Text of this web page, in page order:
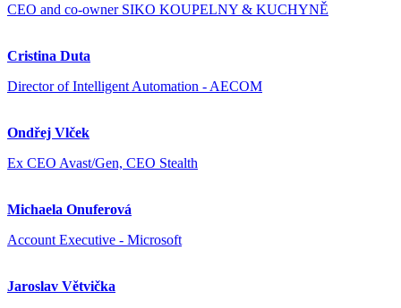
CEO and co-owner SIKO KOUPELNY & KUCHYNĚ
Cristina Duta
Director of Intelligent Automation - AECOM
Ondřej Vlček
Ex CEO Avast/Gen, CEO Stealth
Michaela Onuferová
Account Executive - Microsoft
Jaroslav Větvička